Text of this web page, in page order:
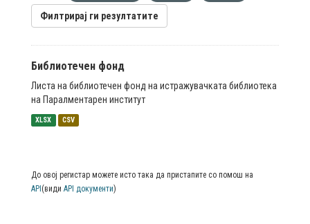
Филтрирај ги резултатите
Библиотечен фонд
Листа на библиотечен фонд на истражувачката библиотека
на Паралментарен институт
XLSX CSV
До овој регистар можете исто така да пристапите со помош на
API (види API документи)